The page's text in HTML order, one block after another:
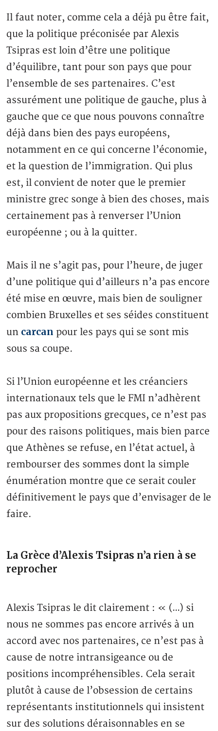
Il faut noter, comme cela a déjà pu être fait,
que la politique préconisée par Alexis
Tsipras est loin d’être une politique
d’équilibre, tant pour son pays que pour
l’ensemble de ses partenaires. C’est
assurément une politique de gauche, plus à
gauche que ce que nous pouvons connaître
déjà dans bien des pays européens,
notamment en ce qui concerne l’économie,
et la question de l’immigration. Qui plus
est, il convient de noter que le premier
ministre grec songe à bien des choses, mais
certainement pas à renverser l’Union
européenne ; ou à la quitter.
Mais il ne s’agit pas, pour l’heure, de juger
d’une politique qui d’ailleurs n’a pas encore
été mise en œuvre, mais bien de souligner
combien Bruxelles et ses séides constituent
un carcan pour les pays qui se sont mis
sous sa coupe.
Si l’Union européenne et les créanciers
internationaux tels que le FMI n’adhèrent
pas aux propositions grecques, ce n’est pas
pour des raisons politiques, mais bien parce
que Athènes se refuse, en l’état actuel, à
rembourser des sommes dont la simple
énumération montre que ce serait couler
définitivement le pays que d’envisager de le
faire.
La Grèce d’Alexis Tsipras n’a rien à se
reprocher
Alexis Tsipras le dit clairement : « (…) si
nous ne sommes pas encore arrivés à un
accord avec nos partenaires, ce n’est pas à
cause de notre intransigeance ou de
positions incompréhensibles. Cela serait
plutôt à cause de l’obsession de certains
représentants institutionnels qui insistent
sur des solutions déraisonnables en se